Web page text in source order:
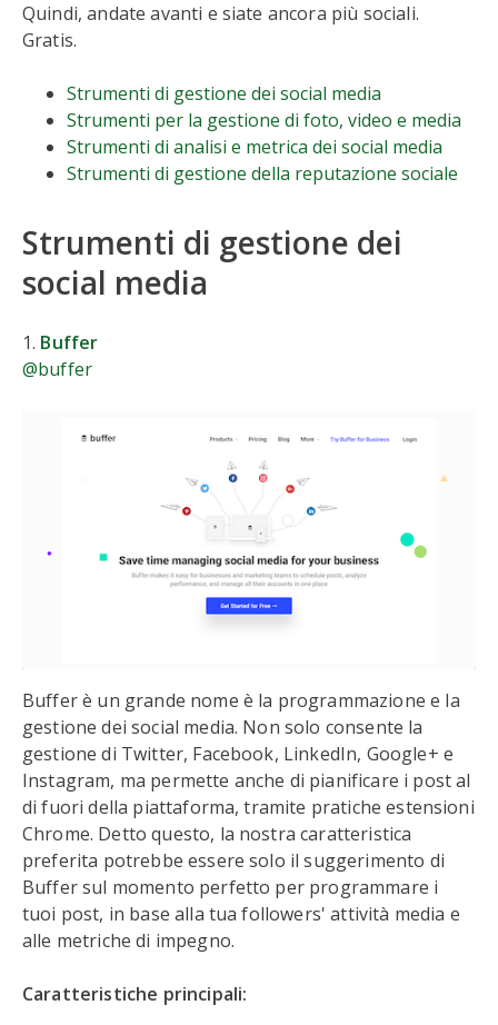
Quindi, andate avanti e siate ancora più sociali.
Gratis.
Strumenti di gestione dei social media
Strumenti per la gestione di foto, video e media
Strumenti di analisi e metrica dei social media
Strumenti di gestione della reputazione sociale
Strumenti di gestione dei
social media
1. Buffer
@buffer
Buffer è un grande nome è la programmazione e la
gestione dei social media. Non solo consente la
gestione di Twitter, Facebook, LinkedIn, Google+ e
Instagram, ma permette anche di pianificare i post al
di fuori della piattaforma, tramite pratiche estensioni
Chrome. Detto questo, la nostra caratteristica
preferita potrebbe essere solo il suggerimento di
Buffer sul momento perfetto per programmare i
tuoi post, in base alla tua followers' attività media e
alle metriche di impegno.
Caratteristiche principali: